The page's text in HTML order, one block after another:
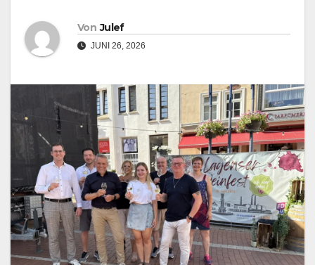
Von Julef
JUNI 26, 2026